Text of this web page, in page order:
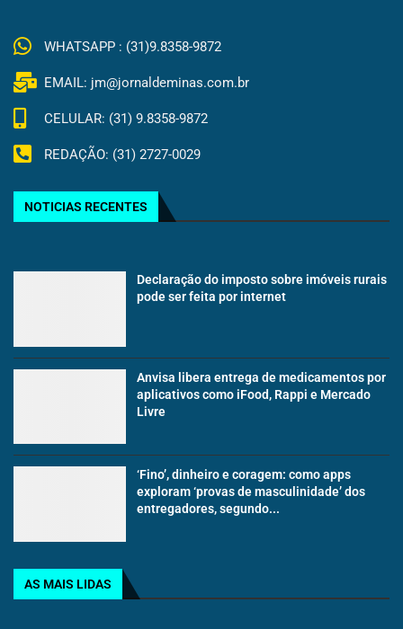
WHATSAPP : (31)9.8358-9872
EMAIL: jm@jornaldeminas.com.br
CELULAR: (31) 9.8358-9872
REDAÇÃO: (31) 2727-0029
NOTICIAS RECENTES
Declaração do imposto sobre imóveis rurais
pode ser feita por internet
Anvisa libera entrega de medicamentos por
aplicativos como iFood, Rappi e Mercado
Livre
‘Fino’, dinheiro e coragem: como apps
exploram ‘provas de masculinidade’ dos
entregadores, segundo...
AS MAIS LIDAS